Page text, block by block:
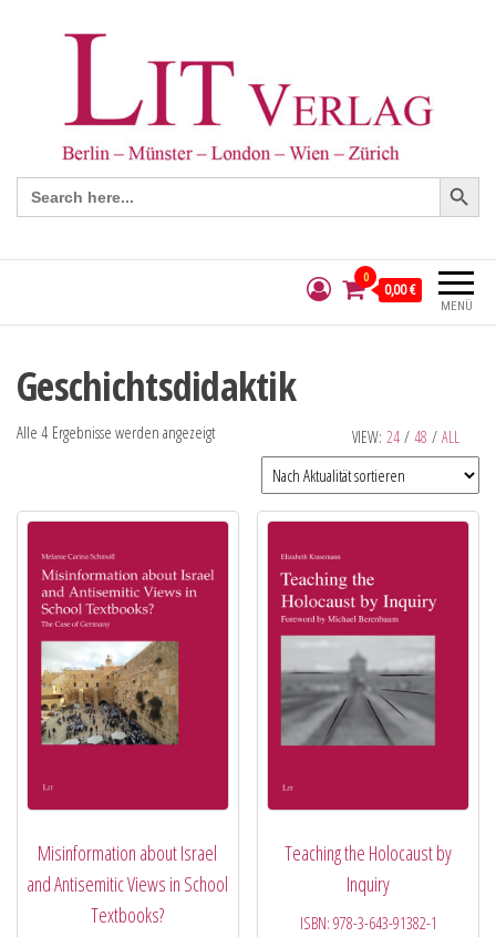
Search
for:
Search Button
MENÜ
0
0,00 €
Geschichtsdidaktik
VIEW: 24 / 48 / ALL
Alle 4 Ergebnisse werden angezeigt
Misinformation about Israel
and Antisemitic Views in School
Textbooks?
Teaching the Holocaust by
Inquiry
ISBN: 978-3-643-91382-1